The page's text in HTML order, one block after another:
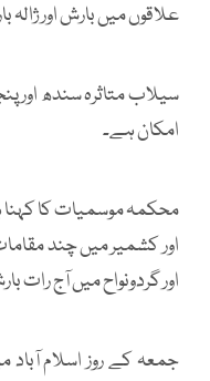
علاقوں میں بارش اور
سیلاب متاثرہ سندھ اور
امکان ہے۔
محکمہ موسمیات کا کہنا
اور کشمیر میں چند
اور گردونواح میں آج رات بارش کا 40 فیصد
جمعہ کے روز اسلام